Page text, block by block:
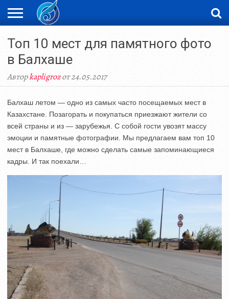
ЖАҢАЛЫҚТАР
НОВОСТИ
ВИДЕО
ФОТОРЕПОРТАЖИ
ОРКЕН
Топ 10 мест для памятного фото
в Балхаше
Авторkapligrozот 24.05.2017
Балхаш летом — одно из самых часто посещаемых мест в
Казахстане. Позагорать и покупаться приезжают жители со
всей страны и из — зарубежья. С собой гости увозят массу
эмоции и памятные фотографии. Мы предлагаем вам топ 10
мест в Балхаше, где можно сделать самые запоминающиеся
кадры. И так поехали…